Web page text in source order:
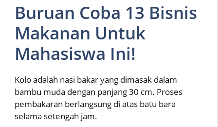
Buruan Coba 13 Bisnis
Makanan Untuk
Mahasiswa Ini!
Kolo adalah nasi bakar yang dimasak dalam
bambu muda dengan panjang 30 cm. Proses
pembakaran berlangsung di atas batu bara
selama setengah jam.